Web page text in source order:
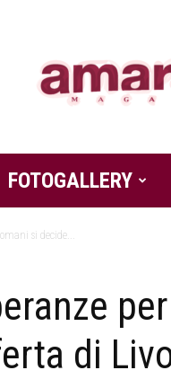
FOTOGALLERY
si decide...
di